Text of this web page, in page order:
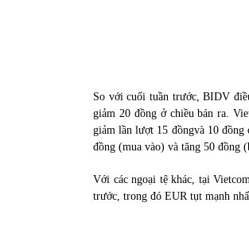
So với cuối tuần trước, BIDV
giảm 20 đồng ở chiều bán ra.
giảm lần lượt 15 đồngvà 10 đồng
đồng (mua vào) và tăng 50 đồng
Với các ngoại tệ khác, tại
trước, trong đó EUR tụt mạnh